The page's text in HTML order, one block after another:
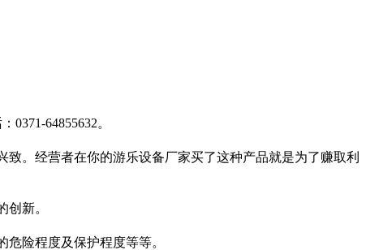
0371-64855632。
。经营者在你的游乐设备厂家买了这种产品就是为了赚取利
新。
险程度及保护程度等等。